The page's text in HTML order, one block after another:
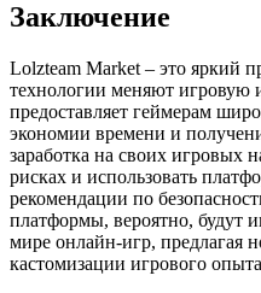
Заключение
Lolzteam Market – это яркий
технологии меняют игровую
предоставляет геймерам
экономии времени и
заработка на своих игровых
рисках и использовать
рекомендации по
платформы, вероятно, будут
мире онлайн-игр, предлагая
кастомизации игрового